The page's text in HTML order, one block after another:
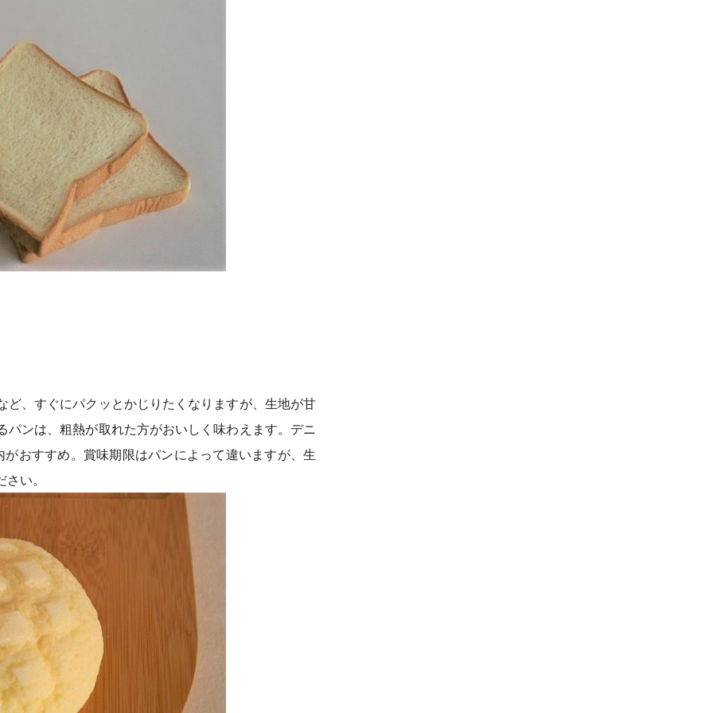
、すぐにパクッとかじりたくなりますが、生地が甘
ンは、粗熱が取れた方がおいしく味わえます。デニ
おすすめ。賞味期限はパンによって違いますが、生
い。